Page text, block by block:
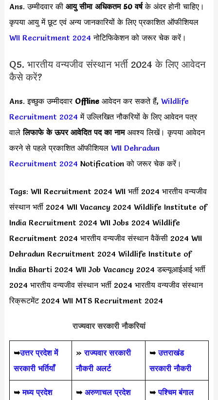
Ans. उम्मीदवार की आयु सीमा अधिकतम 50 वर्षके अंदर होनी चाहिए।
कृपया आयु में छूट एवं अन्य जानकारियों के लिए प्रकाशित ऑफीशियल
WII Recruitment 2024नोटिफिकेशन को जरूर चेक करें।
Q5. भारतीय वन्यजीव संस्थान भर्ती 2024 के लिए आवेदन
कैसे करें?
Ans. इच्छुक उम्मीदवार Offline आवेदन कर सकते हैं, Wildlife
Recruitment 2024 में उल्लिखित नौकरियों के लिए आवेदन पत्र
वालेलिफाफे के ऊपर आवेदित पद का नामअवश्य लिखें। कृपया आवेदन
करने से पहले प्रकाशित ऑफीशियल WII Dehradun
Recruitment 2024 Notification को जरूर चेक करें।
Tags: WII Recruitment 2024 WII भर्ती 2024 भारतीय वन्यजीव
संस्थान भर्ती 2024 WII Vacancy 2024 Wildlife Institute of
India Recruitment 2024 WII Jobs 2024 Wildlife
Recruitment 2024 भारतीय वन्यजीव संस्थान वैकेंसी 2024 WII
Dehradun Recruitment 2024 Wildlife Institute of
India Bharti 2024 WII Job Vacancy 2024 डब्ल्यूआईआई भर्ती
2024 भारतीय वन्यजीव संस्थान भर्ती 2024 भारतीय वन्यजीव संस्थान
रिक्रूटमेंट 2024 WII MTS Recruitment 2024
राज्यवार सरकारी नौकरियां
➥उत्तर प्रदेश में
सरकारी भर्तियाँ
»राज्यवार सरकारी
नौकरी अलर्ट
➥ उत्तराखंड
सरकारी नौकरी
➥ मध्य प्रदेश ➥ अरुणाचल प्रदेश ➥ पश्चिम बंगाल